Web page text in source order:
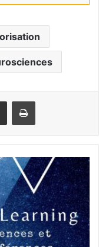
Partager par email Imprimer